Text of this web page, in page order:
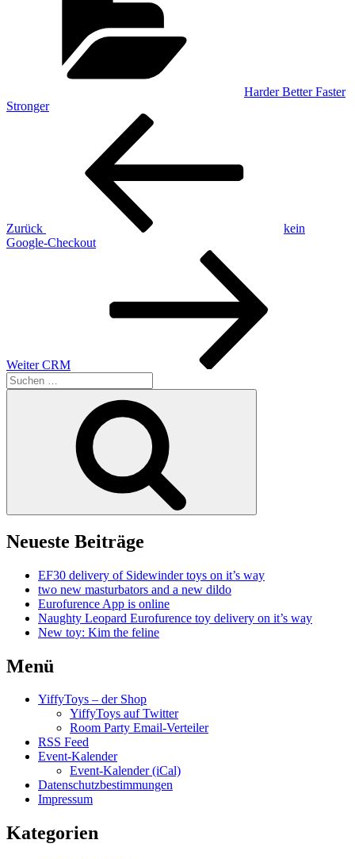
Harder Better Faster
Stronger
Beitragsnavigation
Zurück
kein
Google-Checkout
Weiter CRM
Suchen
nach:
Neueste Beiträge
EF30 delivery of Sidewinder toys on it’s way
two new masturbators and a new dildo
Eurofurence App is online
Naughty Leopard Eurofurence toy delivery on it’s way
New toy: Kim the feline
Menü
YiffyToys – der Shop
YiffyToys auf Twitter
Room Party Email-Verteiler
RSS Feed
Event-Kalender
Event-Kalender (iCal)
Datenschutzbestimmungen
Impressum
Kategorien